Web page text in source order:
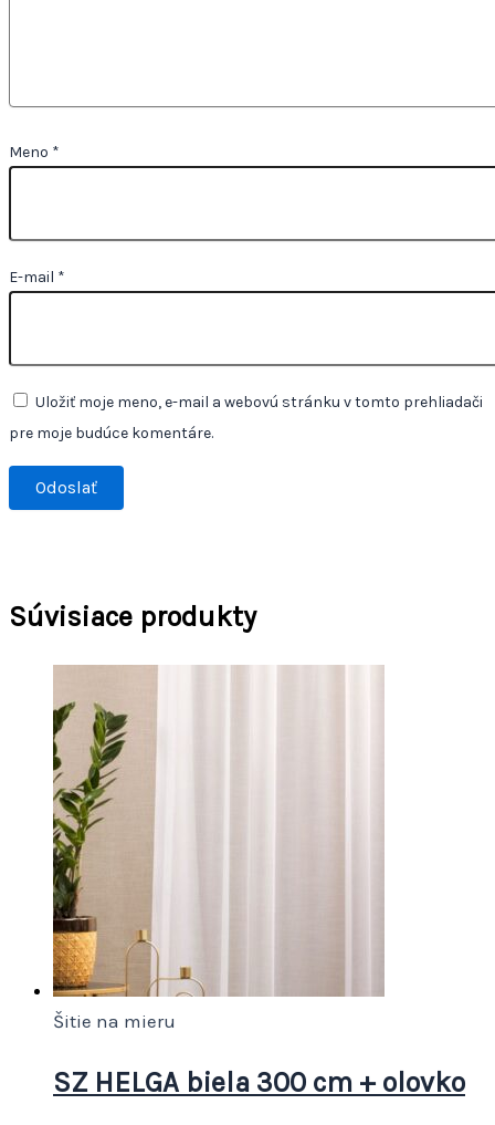
Meno *
E-mail *
Uložiť moje meno, e-mail a webovú stránku v tomto prehliadači
pre moje budúce komentáre.
Súvisiace produkty
Šitie na mieru
SZ HELGA biela 300 cm + olovko